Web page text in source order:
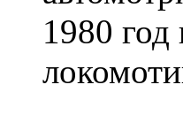
1980 год